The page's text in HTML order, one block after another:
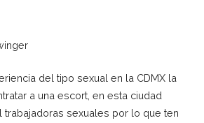
del tipo sexual en la CDMX la
a una escort, en esta ciudad
trabajadoras sexuales por lo que ten